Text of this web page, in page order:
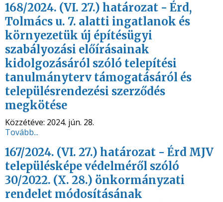
168/2024. (VI. 27.) határozat - Érd,
Tolmács u. 7. alatti ingatlanok és
környezetük új építésügyi
szabályozási előírásainak
kidolgozásáról szóló telepítési
tanulmányterv támogatásáról és
településrendezési szerződés
megkötése
Közzétéve: 2024. jún. 28.
Tovább...
167/2024. (VI. 27.) határozat - Érd MJV
településképe védelméről szóló
30/2022. (X. 28.) önkormányzati
rendelet módosításának